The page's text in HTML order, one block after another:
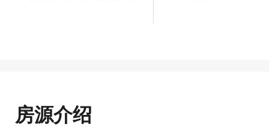
房源介绍